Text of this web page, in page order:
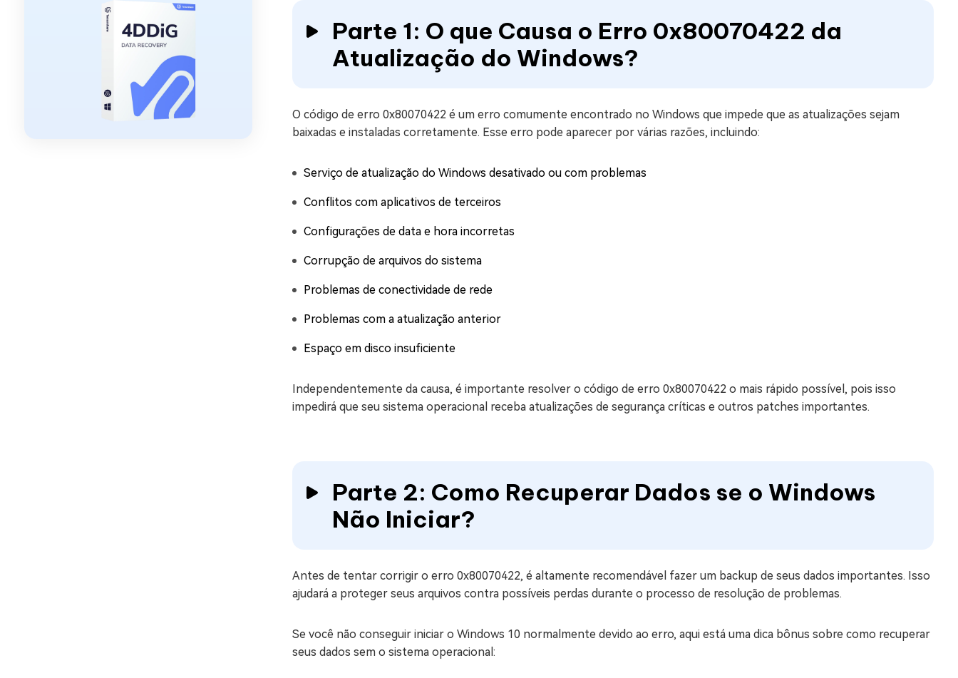
Parte 1: O que Causa o Erro 0x80070422 da
Atualização do Windows?
O código de erro 0x80070422 é um erro comumente encontrado no Windows que impede que as atualizações sejam
baixadas e instaladas corretamente. Esse erro pode aparecer por várias razões, incluindo:
Serviço de atualização do Windows desativado ou com problemas
Conflitos com aplicativos de terceiros
Configurações de data e hora incorretas
Corrupção de arquivos do sistema
Problemas de conectividade de rede
Problemas com a atualização anterior
Espaço em disco insuficiente
Independentemente da causa, é importante resolver o código de erro 0x80070422 o mais rápido possível, pois isso
impedirá que seu sistema operacional receba atualizações de segurança críticas e outros patches importantes.
Parte 2: Como Recuperar Dados se o Windows
Não Iniciar?
Antes de tentar corrigir o erro 0x80070422, é altamente recomendável fazer um backup de seus dados importantes. Isso
ajudará a proteger seus arquivos contra possíveis perdas durante o processo de resolução de problemas.
Se você não conseguir iniciar o Windows 10 normalmente devido ao erro, aqui está uma dica bônus sobre como recuperar
seus dados sem o sistema operacional: